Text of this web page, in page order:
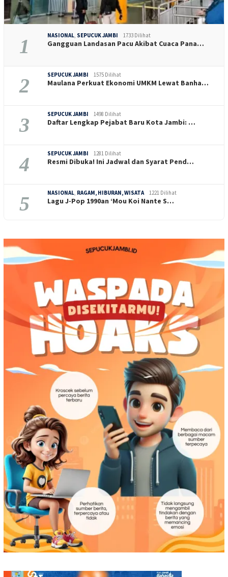
1 NASIONAL SEPUCUK JAMBI 1733 Dilihat
Gangguan Landasan Pacu Akibat Cuaca Pana…
2 SEPUCUK JAMBI 1575 Dilihat
Maulana Perkuat Ekonomi UMKM Lewat Banha…
3 SEPUCUK JAMBI 1498 Dilihat
Daftar Lengkap Pejabat Baru Kota Jambi: …
4 SEPUCUK JAMBI 1281 Dilihat
Resmi Dibuka! Ini Jadwal dan Syarat Pend…
5 NASIONAL RAGAM, HIBURAN, WISATA 1221 Dilihat
Lagu J-Pop 1990an ‘Mou Koi Nante S…